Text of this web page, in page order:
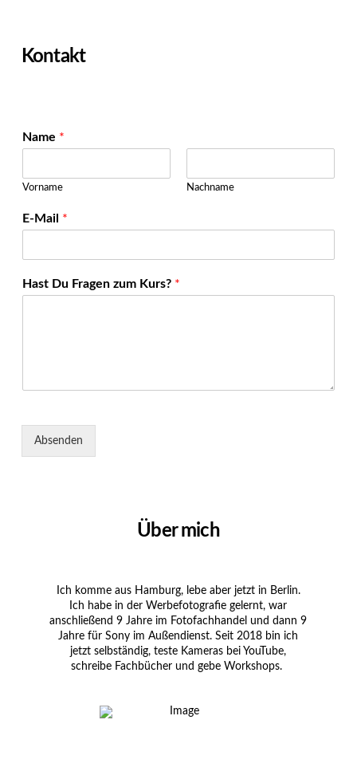
Kontakt
Name *
Vorname Nachname
z
u
K
r
E-Mail *
Hast Du Fragen zum Kurs? *
Absenden
Über mich
Ich komme aus Hamburg, lebe aber jetzt in Berlin.
Ich habe in der Werbefotografie gelernt, war
anschließend 9 Jahre im Fotofachhandel und dann 9
Jahre für Sony im Außendienst. Seit 2018 bin ich
jetzt selbständig, teste Kameras bei YouTube,
schreibe Fachbücher und gebe Workshops.